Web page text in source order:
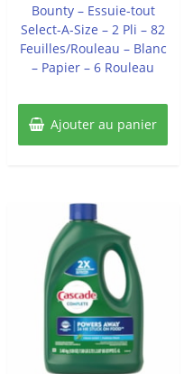
Bounty – Essuie-tout
Select-A-Size – 2 Pli – 82
Feuilles/Rouleau – Blanc
– Papier – 6 Rouleau
Ajouter au panier